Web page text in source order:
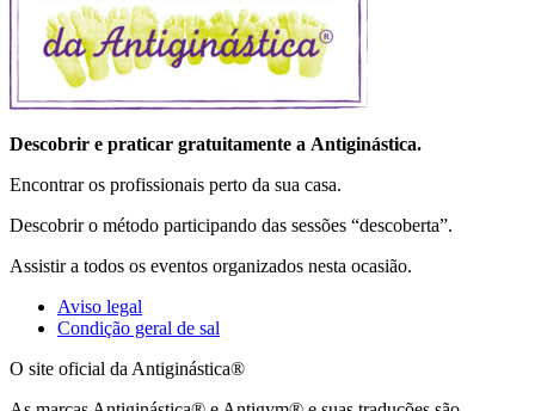
Descobrir e praticar gratuitamente a Antiginástica.
Encontrar os profissionais perto da sua casa.
Descobrir o método participando das sessões “descoberta”.
Assistir a todos os eventos organizados nesta ocasião.
Aviso legal
Condição geral de sal
O site oficial da Antiginástica®